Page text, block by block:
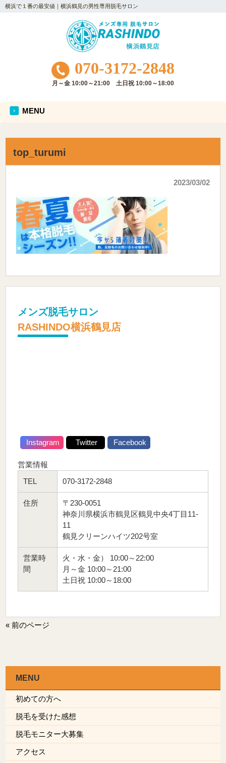
横浜で１番の最安値｜横浜鶴見の男性専用脱毛サロン
070-3172-2848
月～金 10:00～21:00 土日祝 10:00～18:00
MENU
top_turumi
2023/03/02
メンズ脱毛サロン
RASHINDO横浜鶴見店
Instagram Twitter Facebook
営業情報
TEL
070-3172-2848
住所
〒230-0051
神奈川県横浜市鶴見区鶴見中央4丁目11-
11
鶴見クリーンハイツ202号室
営業時
間
火・水・金） 10:00～22:00
月～金 10:00～21:00
土日祝 10:00～18:00
« 前のページ
MENU
初めての方へ
脱毛を受けた感想
脱毛モニター大募集
アクセス